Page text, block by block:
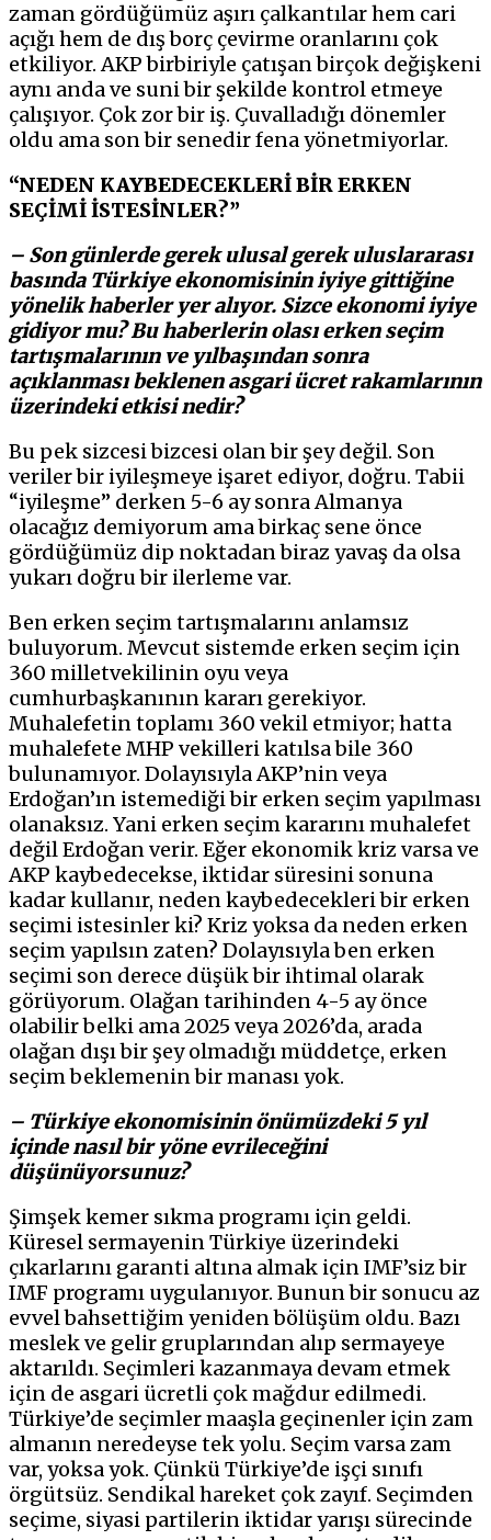
zaman gördüğümüz aşırı çalkantılar hem cari
açığı hem de dış borç çevirme oranlarını çok
etkiliyor. AKP birbiriyle çatışan birçok değişkeni
aynı anda ve suni bir şekilde kontrol etmeye
çalışıyor. Çok zor bir iş. Çuvalladığı dönemler
oldu ama son bir senedir fena yönetmiyorlar.
“NEDEN KAYBEDECEKLERİ BİR ERKEN
SEÇİMİ İSTESİNLER?”
– Son günlerde gerek ulusal gerek uluslararası
basında Türkiye ekonomisinin iyiye gittiğine
yönelik haberler yer alıyor. Sizce ekonomi iyiye
gidiyor mu?Bu haberlerin olası erken seçim
tartışmalarının ve yılbaşından sonra
açıklanması beklenen asgari ücret rakamlarının
üzerindeki etkisi nedir?
Bu pek sizcesi bizcesi olan bir şey değil. Son
veriler bir iyileşmeye işaret ediyor, doğru. Tabii
“iyileşme” derken 5-6 ay sonra Almanya
olacağız demiyorum ama birkaç sene önce
gördüğümüz dip noktadan biraz yavaş da olsa
yukarı doğru bir ilerleme var.
Ben erken seçim tartışmalarını anlamsız
buluyorum. Mevcut sistemde erken seçim için
360 milletvekilinin oyu veya
cumhurbaşkanının kararı gerekiyor.
Muhalefetin toplamı 360 vekil etmiyor; hatta
muhalefete MHP vekilleri katılsa bile 360
bulunamıyor. Dolayısıyla AKP’nin veya
Erdoğan’ın istemediği bir erken seçim yapılması
olanaksız. Yani erken seçim kararını muhalefet
değil Erdoğan verir. Eğer ekonomik kriz varsa ve
AKP kaybedecekse, iktidar süresini sonuna
kadar kullanır, neden kaybedecekleri bir erken
seçimi istesinler ki? Kriz yoksa da neden erken
seçim yapılsın zaten? Dolayısıyla ben erken
seçimi son derece düşük bir ihtimal olarak
görüyorum. Olağan tarihinden 4-5 ay önce
olabilir belki ama 2025 veya 2026’da, arada
olağan dışı bir şey olmadığı müddetçe, erken
seçim beklemenin bir manası yok.
– Türkiye ekonomisinin önümüzdeki 5 yıl
içinde nasıl bir yöne evrileceğini
düşünüyorsunuz?
Şimşek kemer sıkma programı için geldi.
Küresel sermayenin Türkiye üzerindeki
çıkarlarını garanti altına almak için IMF’siz bir
IMF programı uygulanıyor. Bunun bir sonucu az
evvel bahsettiğim yeniden bölüşüm oldu. Bazı
meslek ve gelir gruplarından alıp sermayeye
aktarıldı. Seçimleri kazanmaya devam etmek
için de asgari ücretli çok mağdur edilmedi.
Türkiye’de seçimler maaşla geçinenler için zam
almanın neredeyse tek yolu. Seçim varsa zam
var, yoksa yok. Çünkü Türkiye’de işçi sınıfı
örgütsüz. Sendikal hareket çok zayıf. Seçimden
seçime, siyasi partilerin iktidar yarışı sürecinde